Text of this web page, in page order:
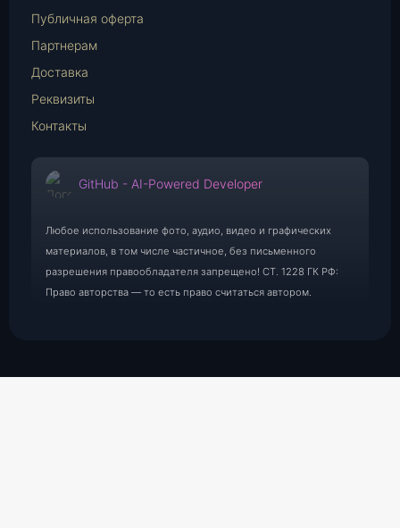
Публичная оферта
Партнерам
Доставка
Реквизиты
Контакты
GitHub - AI-Powered Developer
Любое использование фото, аудио, видео и графических
материалов, в том числе частичное, без письменного
разрешения правообладателя запрещено! СТ. 1228 ГК РФ:
Право авторства — то есть право считаться автором.